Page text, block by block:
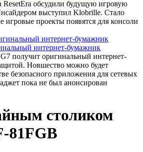
ResetEra обсудили будущую игровую
выступил Klobrille. Стало
игровые проекты появятся для консоли
интернет-бумажник
получит оригинальный интернет-
Новшество можно будет
безопасного приложения для сетевых
пока не был анонсирован
столиком
81FGB